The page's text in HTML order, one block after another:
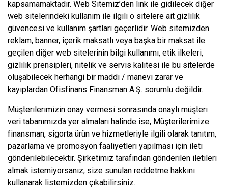
kapsamamaktadır. Web Sitemiz’den link ile gidilecek diğer
web sitelerindeki kullanım ile ilgili o sitelere ait gizlilik
güvencesi ve kullanım şartları geçerlidir. Web sitemizden
reklam, banner, içerik maksatlı veya başka bir maksat ile
geçilen diğer web sitelerinin bilgi kullanımı, etik ilkeleri,
gizlilik prensipleri, nitelik ve servis kalitesi ile bu sitelerde
oluşabilecek herhangi bir maddi / manevi zarar ve
kayıplardan Ofisfinans Finansman A.Ş. sorumlu değildir.
Müşterilerimizin onay vermesi sonrasında onaylı müşteri
veri tabanımızda yer almaları halinde ise, Müşterilerimize
finansman, sigorta ürün ve hizmetleriyle ilgili olarak tanıtım,
pazarlama ve promosyon faaliyetleri yapılması için ileti
gönderilebilecektir. Şirketimiz tarafından gönderilen iletileri
almak istemiyorsanız, size sunulan reddetme hakkını
kullanarak listemizden çıkabilirsiniz.